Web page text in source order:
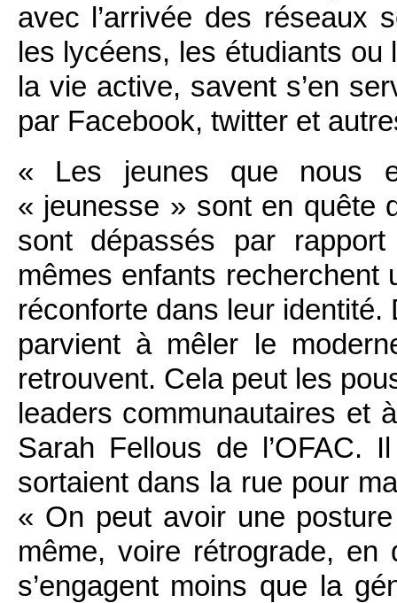
avec l’arrivée des réseaux
les lycéens, les étudiants
la vie active, savent s’en
par Facebook, twitter et
« Les jeunes que nous
« jeunesse » sont en quête
sont dépassés par
mêmes enfants
réconforte dans leur
parvient à mêler le
retrouvent. Cela peut les
leaders communautaires et
Sarah Fellous de l’OFAC.
sortaient dans la rue pour
« On peut avoir une
même, voire rétrograde, en
s’engagent moins que la